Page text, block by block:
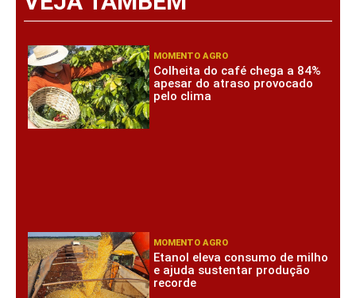
MOMENTO AGRO
Colheita do café chega a 84%
apesar do atraso provocado
pelo clima
MOMENTO AGRO
Etanol eleva consumo de milho
e ajuda sustentar produção
recorde